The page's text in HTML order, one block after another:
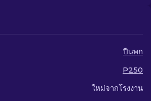
ปืนพก
P250
ใหม่จากโรงงาน